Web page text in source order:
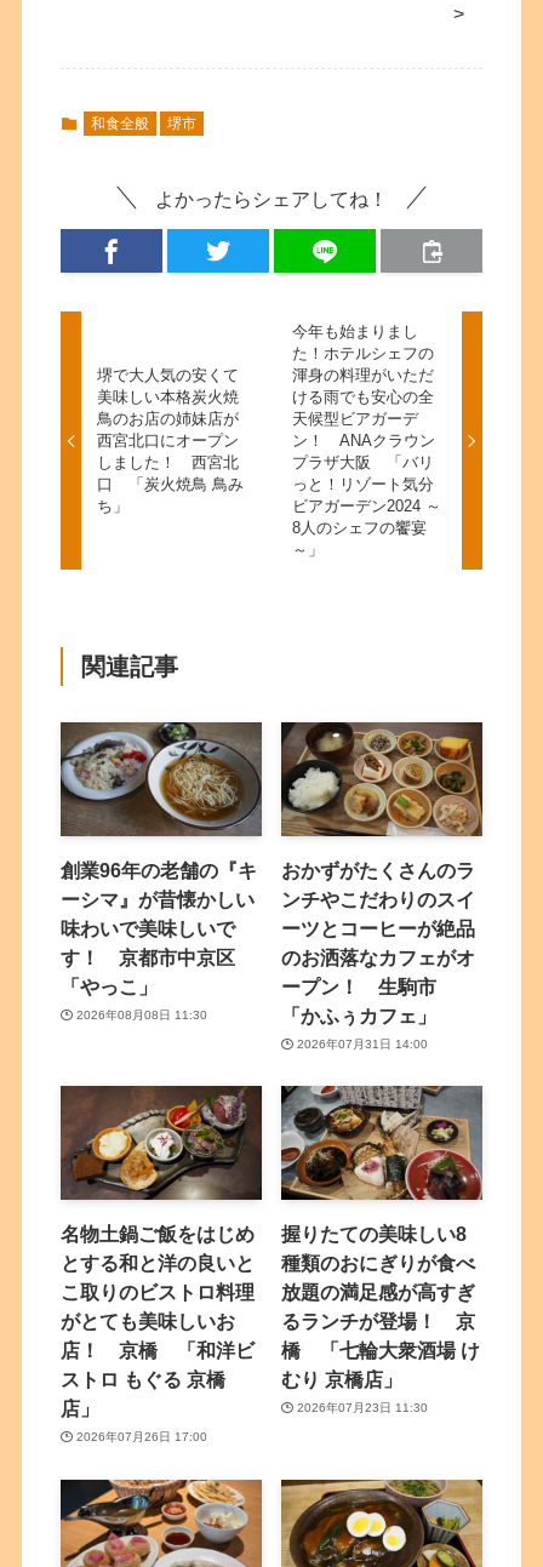
>
和食全般 堺市
よかったらシェアしてね！
堺で大人気の安くて
美味しい本格炭火焼
鳥のお店の姉妹店が
西宮北口にオープン
しました！ 西宮北
口 「炭火焼鳥 鳥み
ち」
今年も始まりまし
た！ホテルシェフの
渾身の料理がいただ
ける雨でも安心の全
天候型ビアガーデ
ン！ ANAクラウン
プラザ大阪 「バリ
っと！リゾート気分
ビアガーデン2024 ～
8人のシェフの饗宴
～」
関連記事
創業96年の老舗の『キ
ーシマ』が昔懐かしい
味わいで美味しいで
す！ 京都市中京区
「やっこ」
2026年08月08日 11:30
おかずがたくさんのラ
ンチやこだわりのスイ
ーツとコーヒーが絶品
のお洒落なカフェがオ
ープン！ 生駒市
「かふぅカフェ」
2026年07月31日 14:00
名物土鍋ご飯をはじめ
とする和と洋の良いと
こ取りのビストロ料理
がとても美味しいお
店！ 京橋 「和洋ビ
ストロ もぐる 京橋
店」
2026年07月26日 17:00
握りたての美味しい8
種類のおにぎりが食べ
放題の満足感が高すぎ
るランチが登場！ 京
橋 「七輪大衆酒場 け
むり 京橋店」
2026年07月23日 11:30